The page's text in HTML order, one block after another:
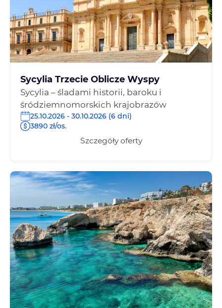
Sycylia Trzecie Oblicze Wyspy
Sycylia – śladami historii, baroku i
śródziemnomorskich krajobrazów
25.10.2026 - 30.10.2026 (6 dni)
3890 zł/os.
Szczegóły oferty